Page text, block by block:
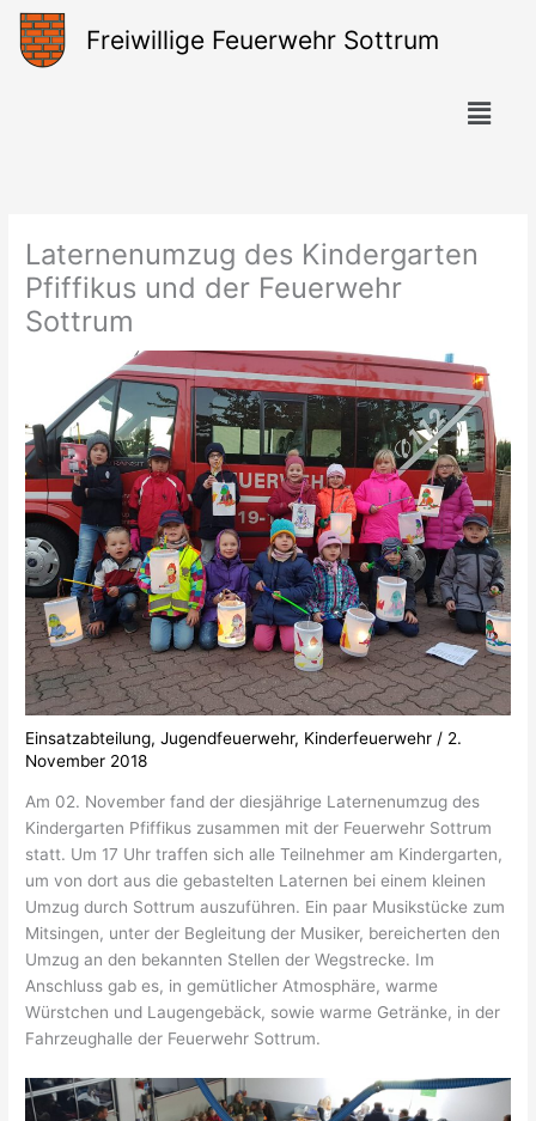
Zum
Inhalt
springen
Freiwillige Feuerwehr Sottrum
Menü
Laternenumzug des Kindergarten
Pfiffikus und der Feuerwehr
Sottrum
Einsatzabteilung,Jugendfeuerwehr, Kinderfeuerwehr / 2.
November 2018
Am 02. November fand der diesjährige Laternenumzug des
Kindergarten Pfiffikus zusammen mit der Feuerwehr Sottrum
statt. Um 17 Uhr traffen sich alle Teilnehmer am Kindergarten,
um von dort aus die gebastelten Laternen bei einem kleinen
Umzug durch Sottrum auszuführen. Ein paar Musikstücke zum
Mitsingen, unter der Begleitung der Musiker, bereicherten den
Umzug an den bekannten Stellen der Wegstrecke. Im
Anschluss gab es, in gemütlicher Atmosphäre, warme
Würstchen und Laugengebäck, sowie warme Getränke, in der
Fahrzeughalle der Feuerwehr Sottrum.